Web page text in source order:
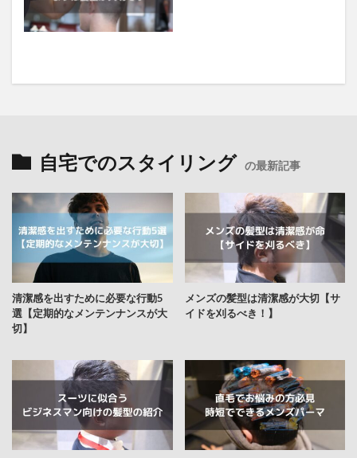
自宅でのスタイリング の最新記事
清潔感を出すために必要な行動5
選【定期的なメンテンナンスが大
切】
メンズの髪型は清潔感が大切【サ
イドを刈るべき！】